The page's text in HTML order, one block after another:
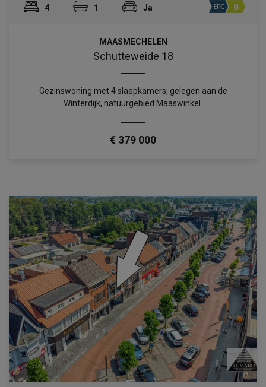
4 1 Ja
MAASMECHELEN
Schutteweide 18
Gezinswoning met 4 slaapkamers, gelegen aan de
Winterdijk, natuurgebied Maaswinkel.
€ 379 000